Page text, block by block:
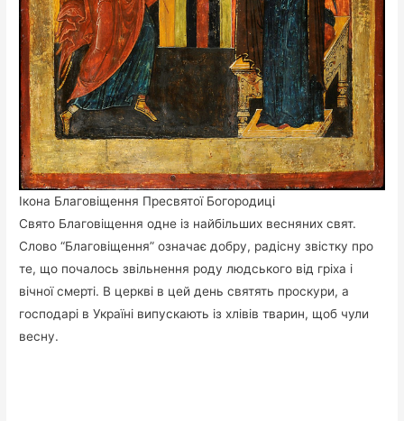
Ікона Благовіщення Пресвятої Богородиці
Свято Благовіщення одне із найбільших весняних свят.
Слово “Благовіщення” означає добру, радісну звістку про
те, що почалось звільнення роду людського від гpiха і
вічної cмeртi. В церкві в цей день святять проскури, а
господарі в Україні випускають із хлівів тварин, щоб чули
весну.